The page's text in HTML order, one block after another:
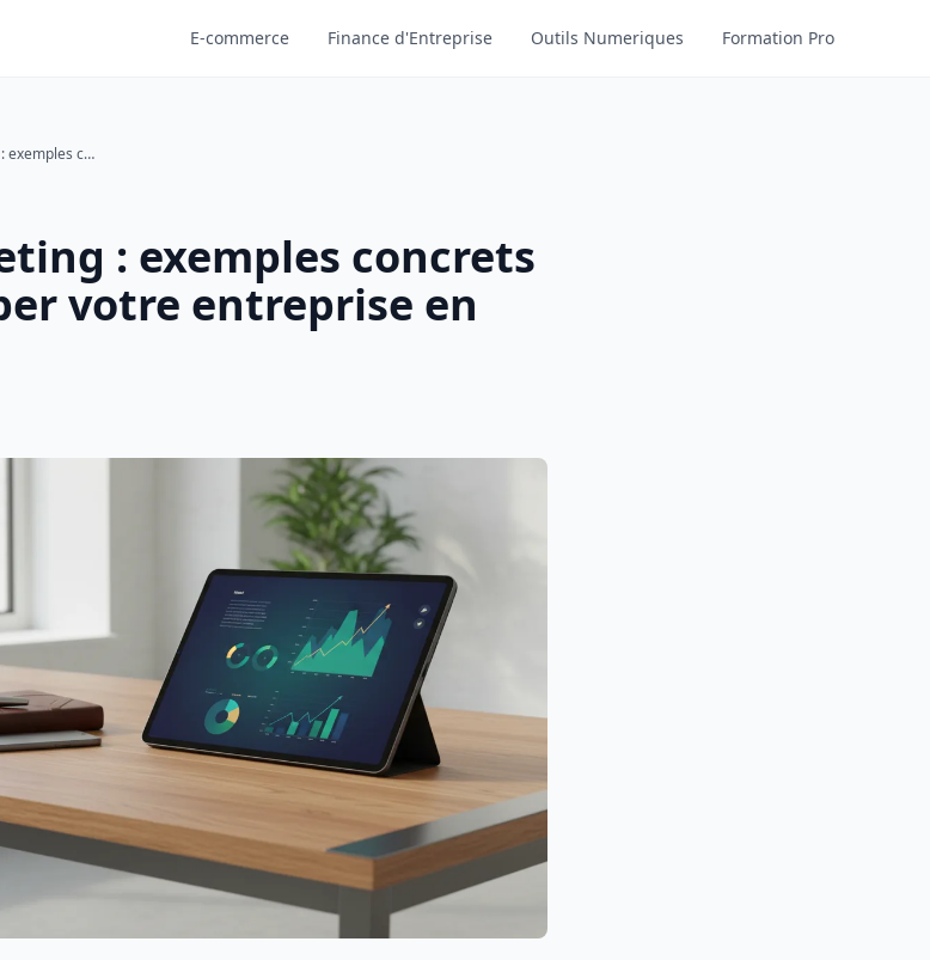
E-commerce Finance d'Entreprise Outils Numeriques Formation Pro
votre entreprise en 2026
: exemples concrets
votre entreprise en